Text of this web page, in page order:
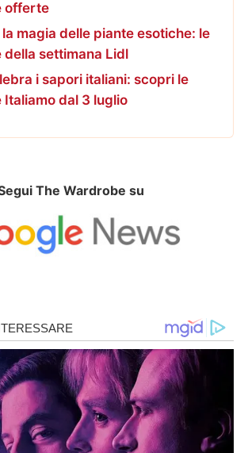
offerte
magia delle piante esotiche: le
settimana Lidl
i sapori italiani: scopri le
dal 3 luglio
The Wardrobe su